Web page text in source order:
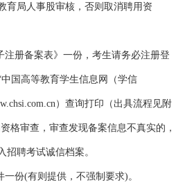
育局人事股审核，否则取消聘用资
注册备案表》一份，考生请务必注册登
国高等教育学生信息网（学信
）查询打印（出具流程见附
格审查，审查发现备案信息不真实的，
招聘考试诚信档案。
份(有则提供，不强制要求)。